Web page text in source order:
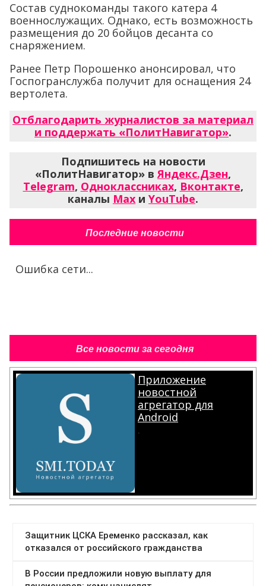
Состав суднокоманды такого катера 4
военнослужащих. Однако, есть возможность
размещения до 20 бойцов десанта со
снаряжением.
Ранее Петр Порошенко анонсировал, что
Госпогранслужба получит для оснащения 24
вертолета.
Отблагодарить журналистов за материал
и поддержать «ПолитНавигатор».
Подпишитесь на новости
«ПолитНавигатор» вЯндекс.Дзен,
Telegram, Одноклассниках, Вконтакте,
каналы Max и YouTube.
Последние новости
Ошибка сети...
Все новости за сегодня
Приложение
новостной
агрегатор для
Android
.